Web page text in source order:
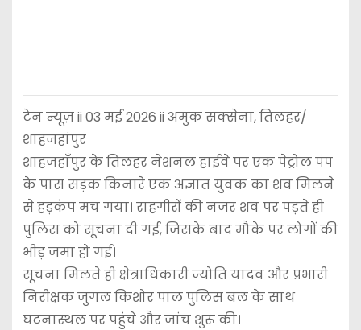
टेन न्यूज़ ii 03 मई 2026 ii अमुक सक्सेना, तिलहर/
शाहजहांपुर
शाहजहाँपुर के तिलहर नेशनल हाईवे पर एक पेट्रोल पंप
के पास सड़क किनारे एक अज्ञात युवक का शव मिलने
से हड़कंप मच गया। राहगीरों की नजर शव पर पड़ते ही
पुलिस को सूचना दी गई, जिसके बाद मौके पर लोगों की
भीड़ जमा हो गई।
सूचना मिलते ही क्षेत्राधिकारी ज्योति यादव और प्रभारी
निरीक्षक जुगल किशोर पाल पुलिस बल के साथ
घटनास्थल पर पहुंचे और जांच शुरू की।